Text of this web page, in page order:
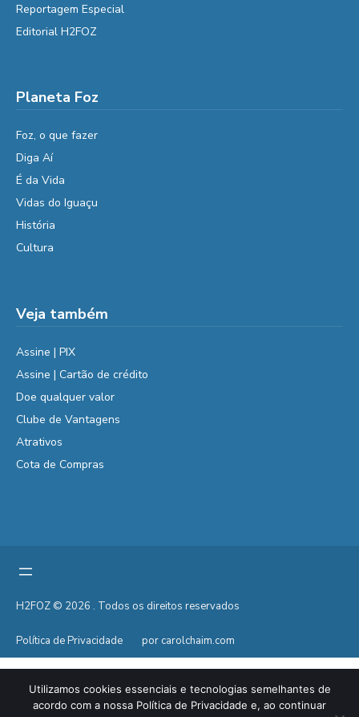
Reportagem Especial
Editorial H2FOZ
Planeta Foz
Foz, o que fazer
Diga Aí
É da Vida
Vidas do Iguaçu
História
Cultura
Veja também
Assine | PIX
Assine | Cartão de crédito
Doe qualquer valor
Clube de Vantagens
Atrativos
Cota de Compras
H2FOZ © 2026 . Todos os direitos reservados
Política de Privacidade por carolchaim.com
Utilizamos cookies essenciais e tecnologias semelhantes de
acordo com a nossa Política de Privacidade e, ao continuar